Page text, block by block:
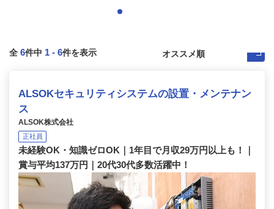
全 6件中 1 - 6件を表示
ALSOKセキュリティシステムの設置・メンテナン
ス
ALSOK株式会社
正社員
未経験OK・知識ゼロOK｜1年目で月収29万円以上も！｜
賞与平均137万円｜20代30代多数活躍中！